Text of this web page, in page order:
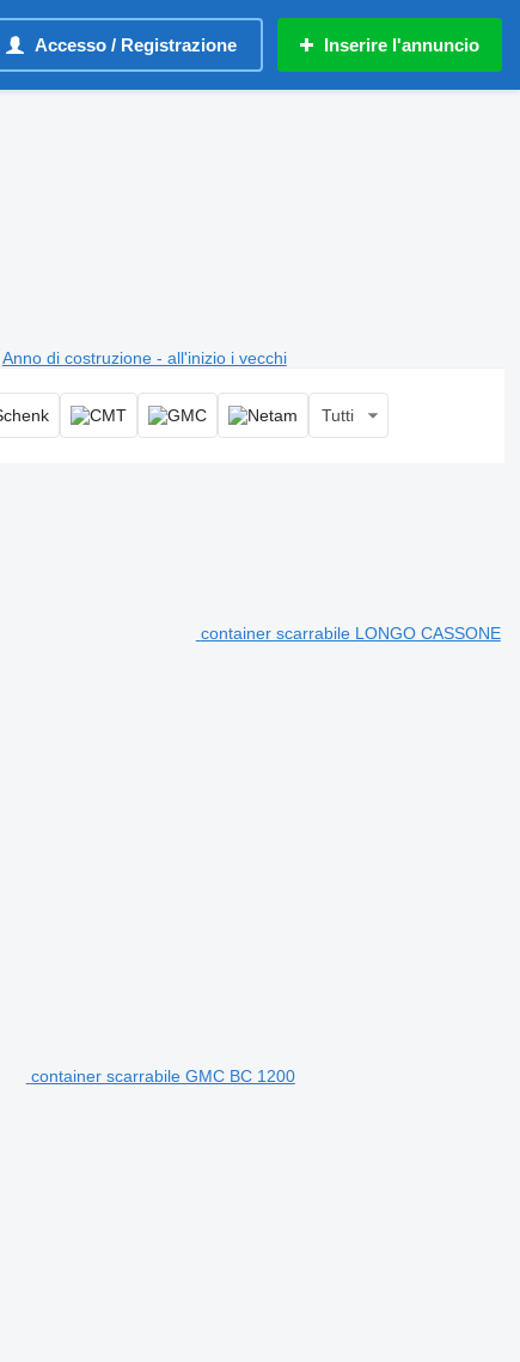
Accesso / Registrazione Inserire l'annuncio
Anno di costruzione - all'inizio i vecchi
Tutti
container scarrabile LONGO CASSONE
container scarrabile GMC BC 1200